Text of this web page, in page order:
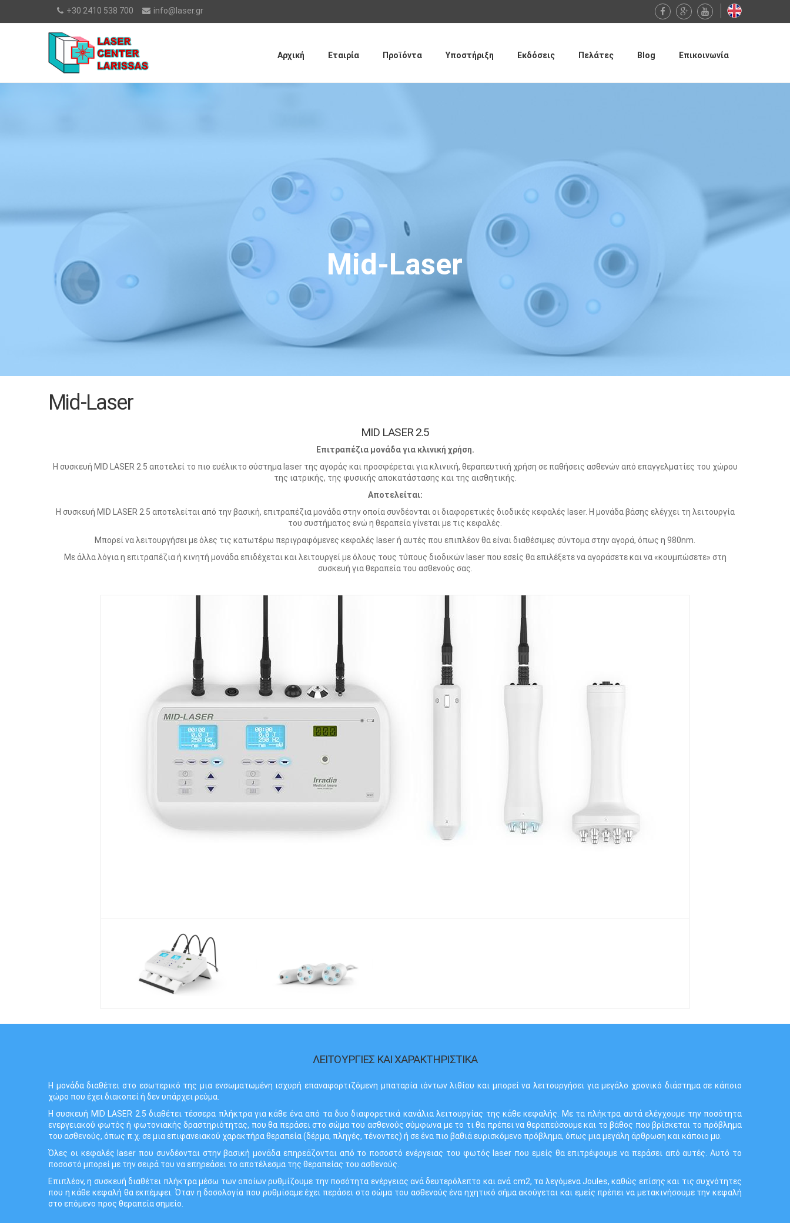
+30 2410 538 700 info@laser.gr
Αρχική Εταιρία Προϊόντα Υποστήριξη Εκδόσεις Πελάτες Blog Επικοινωνία
Mid-Laser
Mid-Laser
MID LASER 2.5
Επιτραπέζια μονάδα για κλινική χρήση.
Η συσκευή MID LASER 2.5 αποτελεί το πιο ευέλικτο σύστημα laser της αγοράς και προσφέρεται για κλινική, θεραπευτική χρήση σε παθήσεις ασθενών από επαγγελματίες του χώρου
της ιατρικής, της φυσικής αποκατάστασης και της αισθητικής.
Αποτελείται:
Η συσκευή MID LASER 2.5 αποτελείται από την βασική, επιτραπέζια μονάδα στην οποία συνδέονται οι διαφορετικές διοδικές κεφαλές laser. Η μονάδα βάσης ελέγχει τη λειτουργία
του συστήματος ενώ η θεραπεία γίνεται με τις κεφαλές.
Μπορεί να λειτουργήσει με όλες τις κατωτέρω περιγραφόμενες κεφαλές laser ή αυτές που επιπλέον θα είναι διαθέσιμες σύντομα στην αγορά, όπως η 980nm.
Με άλλα λόγια η επιτραπέζια ή κινητή μονάδα επιδέχεται και λειτουργεί με όλους τους τύπους διοδικών laser που εσείς θα επιλέξετε να αγοράσετε και να «κουμπώσετε» στη
συσκευή για θεραπεία του ασθενούς σας.
ΛΕΙΤΟΥΡΓΙΕΣ ΚΑΙ ΧΑΡΑΚΤΗΡΙΣΤΙΚΑ
Η μονάδα διαθέτει στο εσωτερικό της μια ενσωματωμένη ισχυρή επαναφορτιζόμενη μπαταρία ιόντων λιθίου και μπορεί να λειτουργήσει για μεγάλο χρονικό διάστημα σε κάποιο
χώρο που έχει διακοπεί ή δεν υπάρχει ρεύμα.
Η συσκευή MID LASER 2.5 διαθέτει τέσσερα πλήκτρα για κάθε ένα από τα δυο διαφορετικά κανάλια λειτουργίας της κάθε κεφαλής. Με τα πλήκτρα αυτά ελέγχουμε την ποσότητα
ενεργειακού φωτός ή φωτονιακής δραστηριότητας, που θα περάσει στο σώμα του ασθενούς σύμφωνα με το τι θα πρέπει να θεραπεύσουμε και το βάθος που βρίσκεται το πρόβλημα
του ασθενούς, όπως π.χ. σε μια επιφανειακού χαρακτήρα θεραπεία (δέρμα, πληγές, τένοντες) ή σε ένα πιο βαθιά ευρισκόμενο πρόβλημα, όπως μια μεγάλη άρθρωση και κάποιο μυ.
Όλες οι κεφαλές laser που συνδέονται στην βασική μονάδα επηρεάζονται από το ποσοστό ενέργειας του φωτός laser που εμείς θα επιτρέψουμε να περάσει από αυτές. Αυτό το
ποσοστό μπορεί με την σειρά του να επηρεάσει το αποτέλεσμα της θεραπείας του ασθενούς.
Επιπλέον, η συσκευή διαθέτει πλήκτρα μέσω των οποίων ρυθμίζουμε την ποσότητα ενέργειας ανά δευτερόλεπτο και ανά cm2, τα λεγόμενα Joules, καθώς επίσης και τις συχνότητες
που η κάθε κεφαλή θα εκπέμψει. Όταν η δοσολογία που ρυθμίσαμε έχει περάσει στο σώμα του ασθενούς ένα ηχητικό σήμα ακούγεται και εμείς πρέπει να μετακινήσουμε την κεφαλή
στο επόμενο προς θεραπεία σημείο.